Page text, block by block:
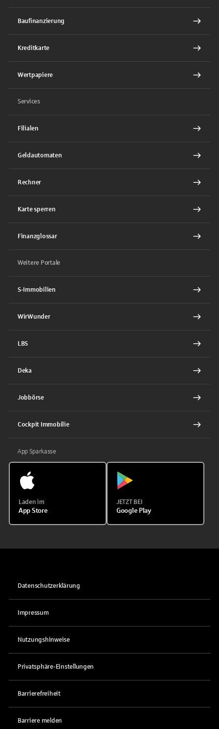
Baufinanzierung
Kreditkarte
Wertpapiere
Services
Filialen
Geldautomaten
Rechner
Karte sperren
Finanzglossar
Weitere Portale
S-Immobilien
WirWunder
LBS
Deka
Jobbörse
Cockpit Immobilie
App Sparkasse
Laden im
App Store
JETZT BEI
Google Play
Datenschutzerklärung
Impressum
Nutzungshinweise
Privatsphäre-Einstellungen
Barrierefreiheit
Barriere melden